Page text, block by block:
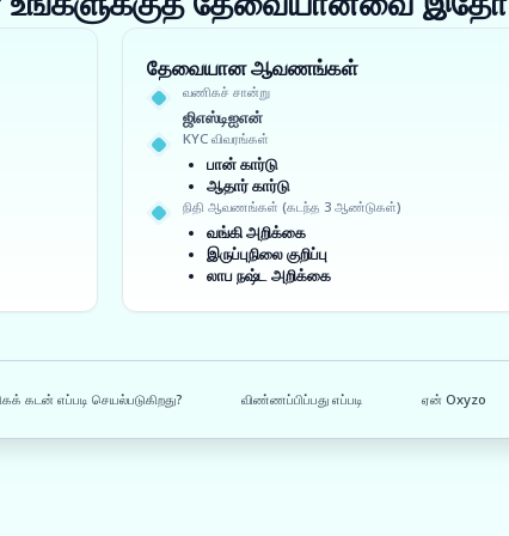
தேவையான ஆவணங்கள்
வணிகச் சான்று
ஜிஎஸ்டிஐஎன்
KYC விவரங்கள்
பான் கார்டு
ஆதார் கார்டு
நிதி ஆவணங்கள் (கடந்த 3 ஆண்டுகள்)
வங்கி அறிக்கை
இருப்புநிலை குறிப்பு
லாப நஷ்ட அறிக்கை
கடன் எப்படி செயல்படுகிறது? விண்ணப்பிப்பது எப்படி ஏன் Oxyzo